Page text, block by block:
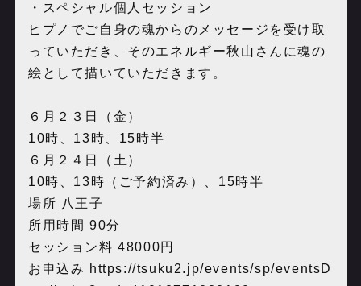
・スペシャル個人セッション
ヒプノでご自身の魂からのメッセージを受け取
っていただき、そのエネルギー秋山さんに魂の
絵として描いていただきます。
６月２３日（金）
10時、13時、15時半
６月２４日（土）
10時、13時（ご予約済み）、15時半
場所 八王子
所用時間 90分
セッション料 48000円
お申込み https://tsuku2.jp/events/sp/eventsD